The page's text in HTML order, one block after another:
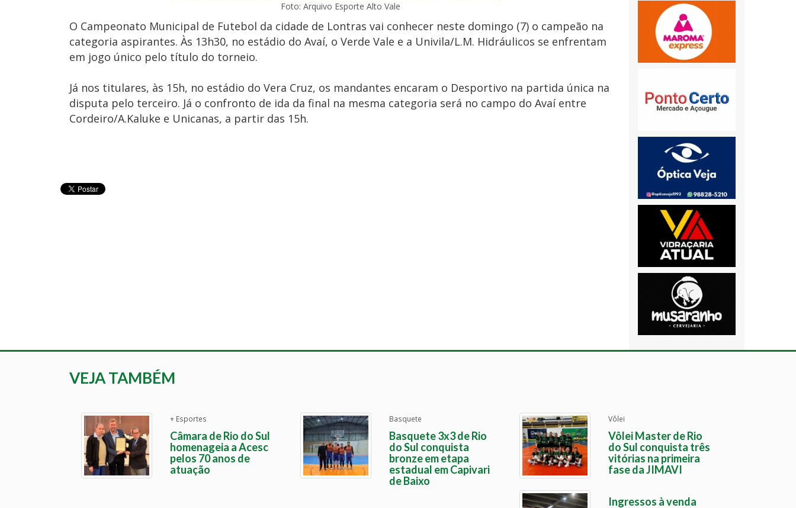
Foto: Arquivo Esporte Alto Vale
O Campeonato Municipal de Futebol da cidade de Lontras vai conhecer neste domingo (7) o campeão na
categoria aspirantes. Às 13h30, no estádio do Avaí, o Verde Vale e a Univila/L.M. Hidráulicos se enfrentam
em jogo único pelo título do torneio.
Já nos titulares, às 15h, no estádio do Vera Cruz, os mandantes encaram o Desportivo na partida única na
disputa pelo terceiro. Já o confronto de ida da final na mesma categoria será no campo do Avaí entre
Cordeiro/A.Kaluke e Unicanas, a partir das 15h.
VEJA TAMBÉM
+ Esportes
Câmara de Rio do Sul
homenageia a Acesc
pelos 70 anos de
atuação
Basquete
Basquete 3x3 de Rio
do Sul conquista
bronze em etapa
estadual em Capivari
de Baixo
Vôlei
Vôlei Master de Rio
do Sul conquista três
vitórias na primeira
fase da JIMAVI
Ingressos à venda